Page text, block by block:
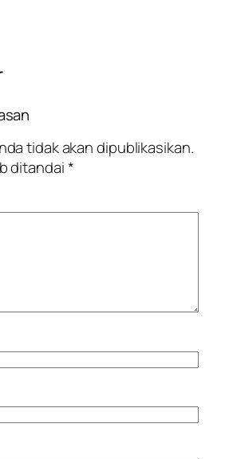
tidak akan dipublikasikan.
ditandai*